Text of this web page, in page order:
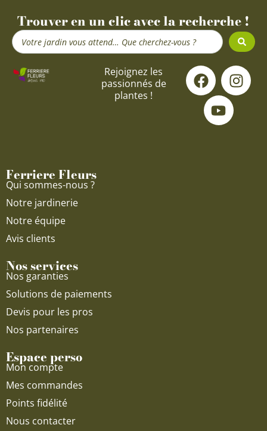
Trouver en un clic avec la recherche !
Search
...
Rejoignez les
passionnés de
plantes !
F
a
c
e
I
n
s
Y
o
u
t
u
Ferriere Fleurs
Qui sommes-nous ?
Notre jardinerie
Notre équipe
Avis clients
Nos services
Nos garanties
Solutions de paiements
Devis pour les pros
Nos partenaires
Espace perso
Mon compte
Mes commandes
Points fidélité
Nous contacter